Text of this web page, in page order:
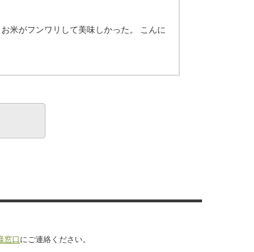
米がフンワリして美味しかった。 こんに
窓口 にご連絡ください。